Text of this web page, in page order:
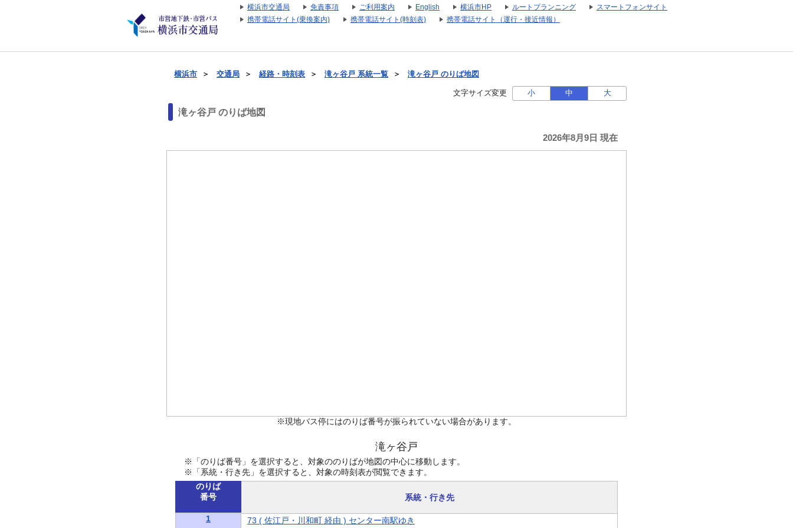
横浜市交通局 免責事項 ご利用案内 English 横浜市HP ルートプランニング
スマートフォンサイト
携帯電話サイト(乗換案内)
携帯電話サイト(時刻表) 携帯電話サイト（運行・接近情報）
横浜市 ＞ 交通局 ＞ 経路・時刻表 ＞ 滝ヶ谷戸 系統一覧 ＞ 滝ヶ谷戸 のりば地図
文字サイズ変更 小 中 大
滝ヶ谷戸 のりば地図
2026年8月9日 現在
※現地バス停にはのりば番号が振られていない場合があります。
滝ヶ谷戸
※「のりば番号」を選択すると、対象ののりばが地図の中心に移動します。
※「系統・行き先」を選択すると、対象の時刻表が閲覧できます。
のりば
番号
系統・行き先
1 73 ( 佐江戸・川和町 経由 ) センター南駅ゆき